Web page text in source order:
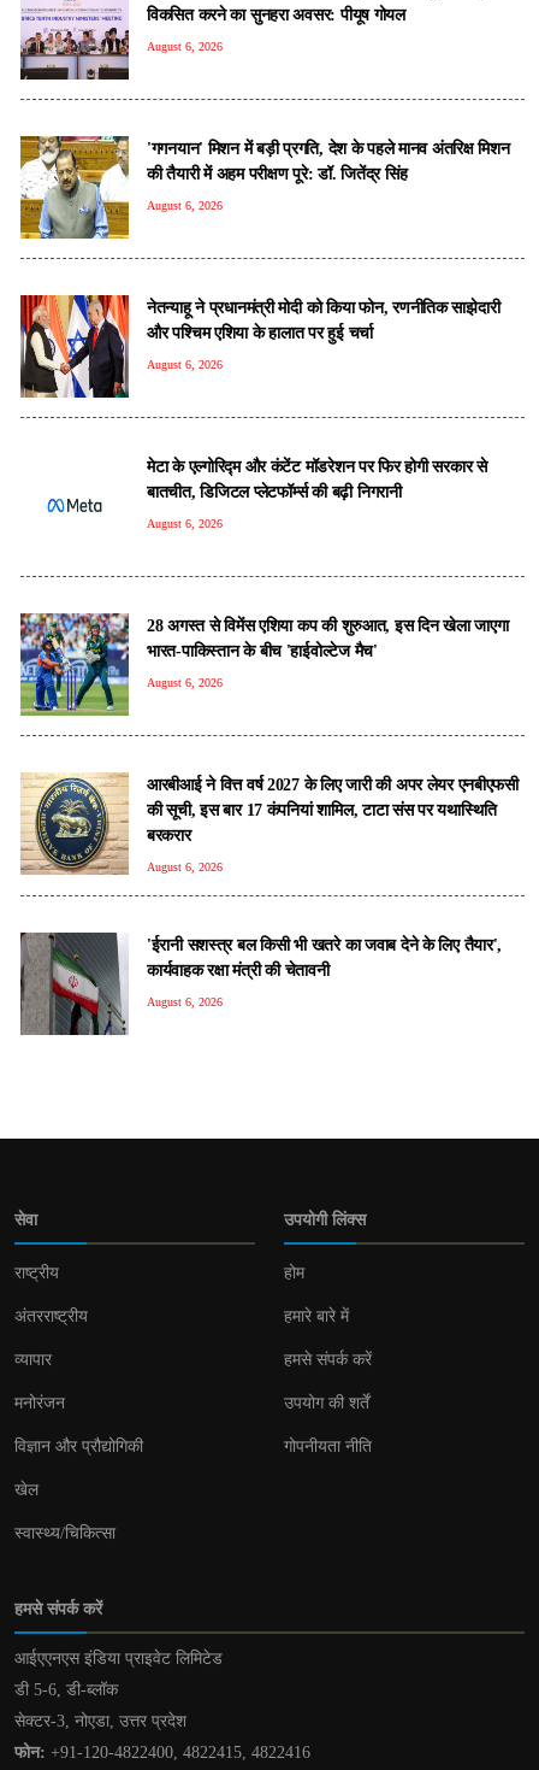
विकसित करने का सुनहरा अवसर: पीयूष गोयल
August 6, 2026
'गगनयान' मिशन में बड़ी प्रगति, देश के पहले मानव अंतरिक्ष मिशन
की तैयारी में अहम परीक्षण पूरे: डॉ. जितेंद्र सिंह
August 6, 2026
नेतन्याहू ने प्रधानमंत्री मोदी को क‍िया फोन, रणनीतिक साझेदारी
और पश्चिम एशिया के हालात पर हुई चर्चा
August 6, 2026
मेटा के एल्गोरिद्म और कंटेंट मॉडरेशन पर फिर होगी सरकार से
बातचीत, डिजिटल प्लेटफॉर्म्स की बढ़ी निगरानी
August 6, 2026
28 अगस्त से विमेंस एशिया कप की शुरुआत, इस दिन खेला जाएगा
भारत-पाकिस्तान के बीच 'हाईवोल्टेज मैच'
August 6, 2026
आरबीआई ने वित्त वर्ष 2027 के लिए जारी की अपर लेयर एनबीएफसी
की सूची, इस बार 17 कंपनियां शामिल, टाटा संस पर यथास्थिति
बरकरार
August 6, 2026
'ईरानी सशस्त्र बल किसी भी खतरे का जवाब देने के लिए तैयार',
कार्यवाहक रक्षा मंत्री की चेतावनी
August 6, 2026
सेवा
राष्ट्रीय
अंतरराष्ट्रीय
व्यापार
मनोरंजन
विज्ञान और प्रौद्योगिकी
खेल
स्वास्थ्य/चिकित्सा
उपयोगी लिंक्स
होम
हमारे बारे में
हमसे संपर्क करें
उपयोग की शर्तें
गोपनीयता नीति
हमसे संपर्क करें
आईएएनएस इंडिया प्राइवेट लिमिटेड
डी 5-6, डी-ब्लॉक
सेक्टर-3, नोएडा, उत्तर प्रदेश
फोन: +91-120-4822400, 4822415, 4822416